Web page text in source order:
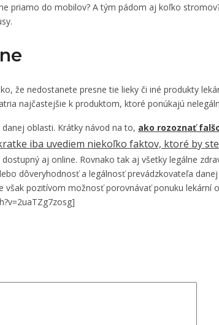
priamo do mobilov? A tým pádom aj koľko
že nedostanete presne tie lieky či iné produkty
najčastejšie k produktom, ktoré ponúkajú
oblasti. Krátky návod na to, ako rozoznať
iba uvediem niekoľko faktov, ktoré by
aj online. Rovnako tak aj všetky legálne
dôveryhodnosť a legálnosť prevádzkovateľa
však pozitívom možnosť porovnávať ponuku